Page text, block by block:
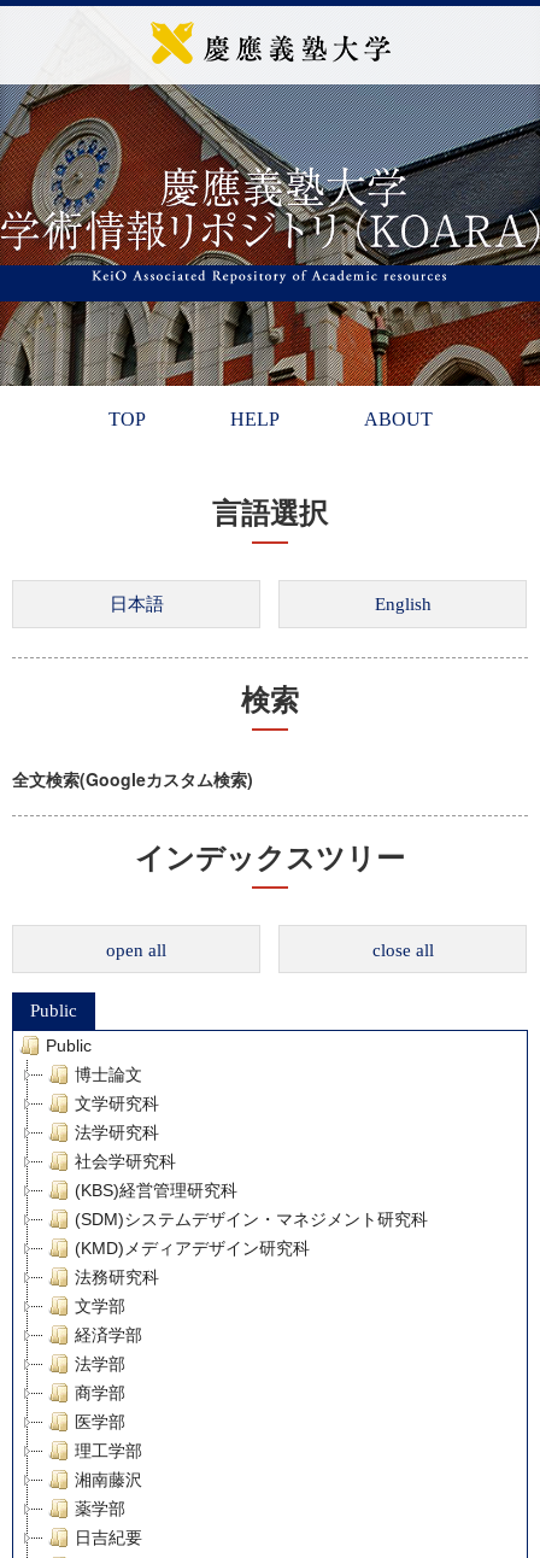
TOP HELP ABOUT
言語選択
検索
全文検索(Googleカスタム検索)
インデックスツリー
open all close all
Public
Public
博士論文
文学研究科
法学研究科
社会学研究科
(KBS)経営管理研究科
(SDM)システムデザイン・マネジメント研究科
(KMD)メディアデザイン研究科
法務研究科
文学部
経済学部
法学部
商学部
医学部
理工学部
湘南藤沢
薬学部
日吉紀要